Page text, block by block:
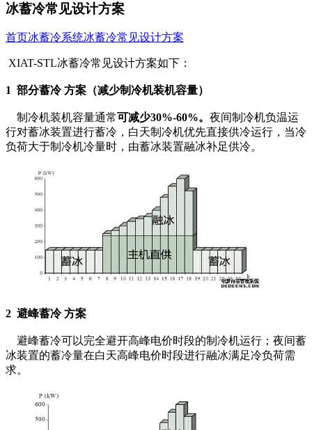
冰蓄冷常见设计方案
首页冰蓄冷系统冰蓄冷常见设计方案
XIAT-STL冰蓄冷常见设计方案如下：
1 部分蓄冷 方案（减少制冷机装机容量）
制冷机装机容量通常可减少30%-60%。 夜间制冷机负温运
行对蓄冰装置进行蓄冷，白天制冷机优先直接供冷运行，当冷
负荷大于制冷机冷量时，由蓄冰装置融冰补足供冷。
2 避峰蓄冷 方案
避峰蓄冷可以完全避开高峰电价时段的制冷机运行；夜间蓄
冰装置的蓄冷量在白天高峰电价时段进行融冰满足冷负荷需
求。